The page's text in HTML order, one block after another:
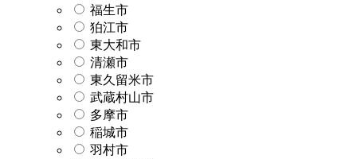
福生市
狛江市
東大和市
清瀬市
東久留米市
武蔵村山市
多摩市
稲城市
羽村市